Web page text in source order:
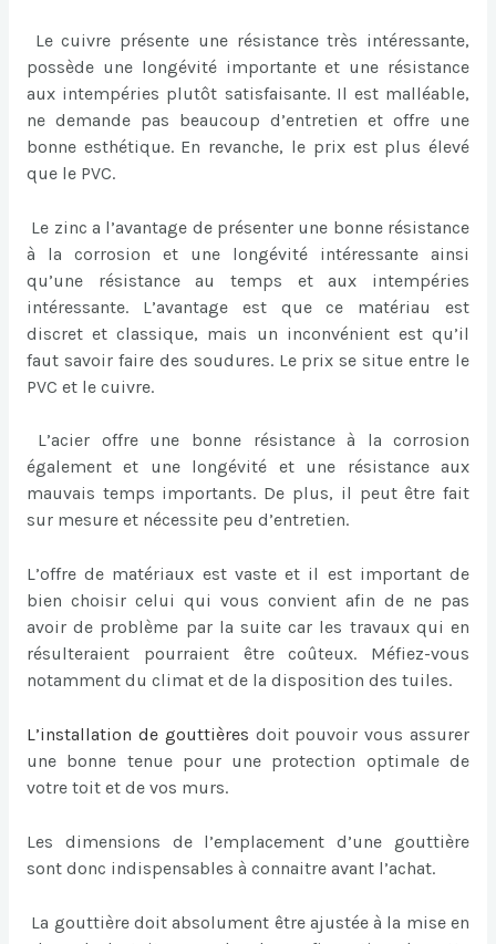
Le cuivre présente une résistance très intéressante,
possède une longévité importante et une résistance
aux intempéries plutôt satisfaisante. Il est malléable,
ne demande pas beaucoup d’entretien et offre une
bonne esthétique. En revanche, le prix est plus élevé
que le PVC.
Le zinc a l’avantage de présenter une bonne résistance
à la corrosion et une longévité intéressante ainsi
qu’une résistance au temps et aux intempéries
intéressante. L’avantage est que ce matériau est
discret et classique, mais un inconvénient est qu’il
faut savoir faire des soudures. Le prix se situe entre le
PVC et le cuivre.
L’acier offre une bonne résistance à la corrosion
également et une longévité et une résistance aux
mauvais temps importants. De plus, il peut être fait
sur mesure et nécessite peu d’entretien.
L’offre de matériaux est vaste et il est important de
bien choisir celui qui vous convient afin de ne pas
avoir de problème par la suite car les travaux qui en
résulteraient pourraient être coûteux. Méfiez-vous
notamment du climat et de la disposition des tuiles.
L’installation de gouttières doit pouvoir vous assurer
une bonne tenue pour une protection optimale de
votre toit et de vos murs.
Les dimensions de l’emplacement d’une gouttière
sont donc indispensables à connaitre avant l’achat.
La gouttière doit absolument être ajustée à la mise en